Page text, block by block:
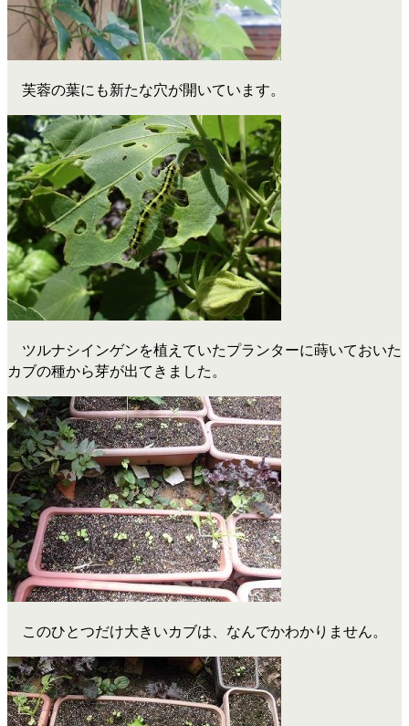
芙蓉の葉にも新たな穴が開いています。
ツルナシインゲンを植えていたプランターに蒔いておいた
カブの種から芽が出てきました。
このひとつだけ大きいカブは、なんでかわかりません。